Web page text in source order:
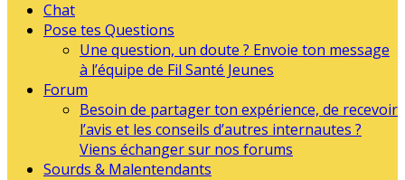
Chat
Pose tes Questions
Une question, un doute ? Envoie ton message
à l’équipe de Fil Santé Jeunes
Forum
Besoin de partager ton expérience, de recevoir
l’avis et les conseils d’autres internautes ?
Viens échanger sur nos forums
Sourds & Malentendants